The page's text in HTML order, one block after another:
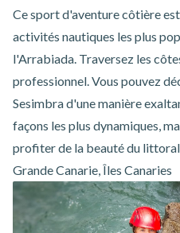
Ce sport d'aventure côtière
activités nautiques les plus
l'Arrabiada. Traversez les
professionnel. Vous pouvez
Sesimbra d'une manière
façons les plus dynamiques,
profiter de la beauté du littoral.
Grande Canarie, Îles Canaries